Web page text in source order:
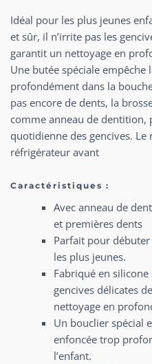
Idéal pour les plus jeunes
et sûr, il n’irrite pas les
garantit un nettoyage en
Une butée spéciale empêche
profondément dans la
pas encore de dents, la
comme anneau de dentition,
quotidienne des gencives.
réfrigérateur avant
Caractéristiques :
Avec anneau de
et premières dents
Parfait pour
les plus jeunes.
Fabriqué en
gencives délicates
nettoyage en
Un bouclier spécial
enfoncée trop
l’enfant.